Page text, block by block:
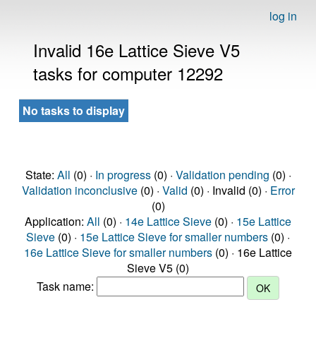
log in
Invalid 16e Lattice Sieve V5
tasks for computer 12292
No tasks to display
State: All (0) · In progress(0) · Validation pending (0) ·
Validation inconclusive(0) · Valid (0) · Invalid (0) · Error
(0)
Application: All (0) · 14e Lattice Sieve (0) · 15e Lattice
Sieve (0) · 15e Lattice Sieve for smaller numbers (0) ·
16e Lattice Sieve for smaller numbers (0) · 16e Lattice
Sieve V5 (0)
Task name: